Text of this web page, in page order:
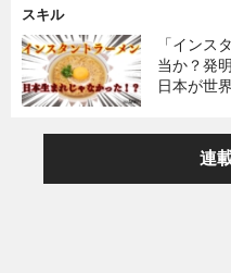
スキル
「インス
当か？発
日本が世界
連